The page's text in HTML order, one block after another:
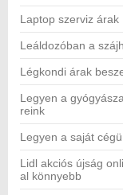
Laptop szerviz árak
Leáldozóban a
Légkondi árak
Legyen a
reink
Legyen a saját
Lidl akciós újság
al könnyebb